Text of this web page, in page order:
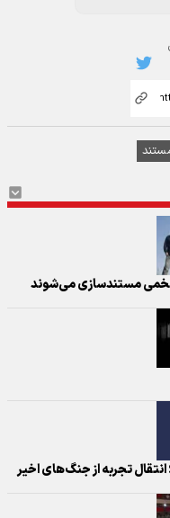
مستندسازی می‌شوند
تجربه از جنگ‌های اخیر